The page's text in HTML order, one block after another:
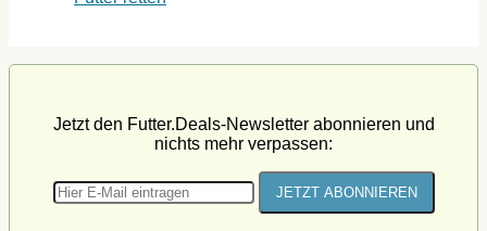
Jetzt den Futter.Deals-Newsletter abonnieren und
nichts mehr verpassen: